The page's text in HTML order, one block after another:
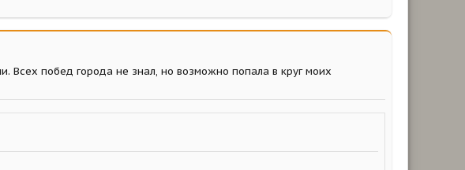
побед города не знал, но возможно попала в круг моих